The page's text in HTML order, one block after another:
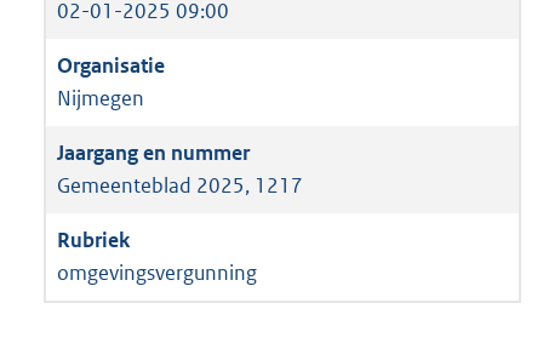
02-01-2025 09:00
Nijmegen
Gemeenteblad 2025, 1217
omgevingsvergunning